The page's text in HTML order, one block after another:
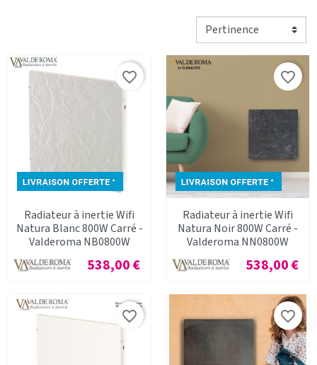
Radiateur à inertie Wifi
Natura Blanc 800W Carré -
Valderoma NB0800W
Prix
538,00 €
favorite_border
Radiateur à inertie Wifi
Natura Noir 800W Carré -
Valderoma NN0800W
Prix
538,00 €
favorite_border
favorite_border favorite_border